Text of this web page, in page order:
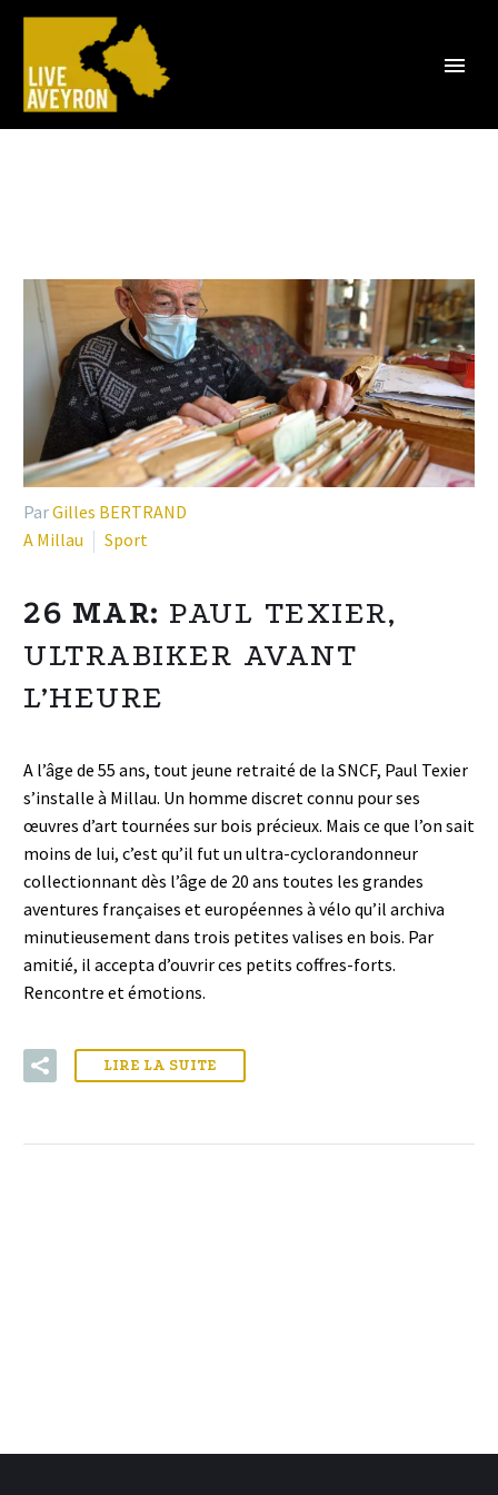
ParGilles BERTRAND
A Millau
Sport
26 MAR: PAUL TEXIER,
ULTRABIKER AVANT
L’HEURE
A l’âge de 55 ans, tout jeune retraité de la SNCF, Paul Texier
s’installe à Millau. Un homme discret connu pour ses
œuvres d’art tournées sur bois précieux. Mais ce que l’on sait
moins de lui, c’est qu’il fut un ultra-cyclorandonneur
collectionnant dès l’âge de 20 ans toutes les grandes
aventures françaises et européennes à vélo qu’il archiva
minutieusement dans trois petites valises en bois. Par
amitié, il accepta d’ouvrir ces petits coffres-forts.
Rencontre et émotions.
LIRE LA SUITE